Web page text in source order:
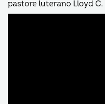
pastore luterano Lloyd C.